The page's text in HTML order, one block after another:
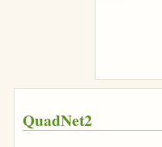
QuadNet2